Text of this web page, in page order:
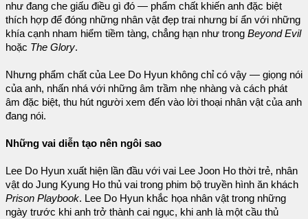
như đang che giấu điều gì đó — phẩm chất khiến anh đặc biệt
thích hợp để đóng những nhân vật đẹp trai nhưng bí ẩn với những
khía cạnh nham hiểm tiềm tàng, chẳng hạn như trong Beyond Evil
hoặc The Glory.
Nhưng phẩm chất của Lee Do Hyun không chỉ có vậy — giọng nói
của anh, nhấn nhá với những âm trầm nhẹ nhàng và cách phát
âm đặc biệt, thu hút người xem đến vào lời thoại nhân vật của anh
đang nói.
Những vai diễn tạo nên ngôi sao
Lee Do Hyun xuất hiện lần đầu với vai Lee Joon Ho thời trẻ, nhân
vật do Jung Kyung Ho thủ vai trong phim bộ truyền hình ăn khách
Prison Playbook. Lee Do Hyun khắc họa nhân vật trong những
ngày trước khi anh trở thành cai ngục, khi anh là một cầu thủ